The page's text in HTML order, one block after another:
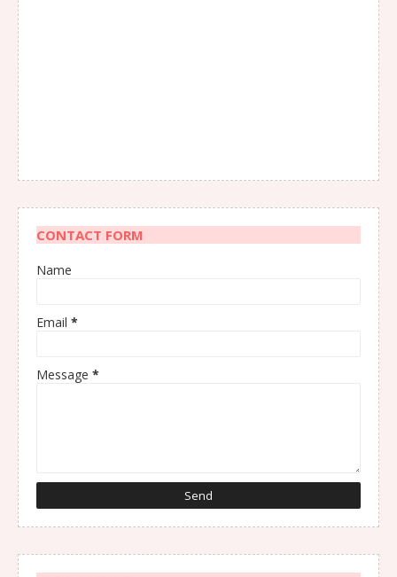
CONTACT FORM
Name
Email *
Message *